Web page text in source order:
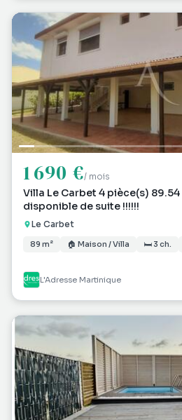
1 690 €/ mois
Villa Le Carbet 4 pièce(s)
disponible de suite !!!!!!
Le Carbet
89 m² 🏠 Maison / Villa 🛏 3 ch.
L'Adresse Martinique